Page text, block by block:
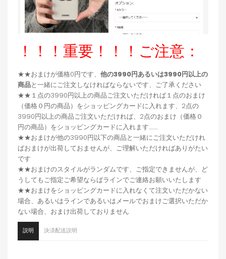
！！！重要！！！ご注意：
★★おまけが価格0円です、 他の3990円あるいは3990円以上の
商品と一緒にご注文しなければならないです、ご了承ください
★★１点の3990円以上の商品ご注文いただければ１点のおまけ
（価格０円の商品）をショッピングカードに入れます、2点の
3990円以上の商品ご注文いただければ、2点のおまけ（価格０
円の商品）をショッピングカードに入れます.........
★★おまけが他の3990円以下の商品と一緒にご注文いただけれ
ばおまけが出荷しておませんが、ご理解いただければありがたい
です
★★おまけのスタイルがランダムです、ご指定できませんが、ど
うしてもご指定ご希望ならばラインでご連絡お願いいたします
★★おまけをショッピングカードに入れなくて注文いただかない
場合、あるいはラインであるいはメールでおまけご選択いただか
ない場合、おまけ出荷しておりません
説明 決済配送説明